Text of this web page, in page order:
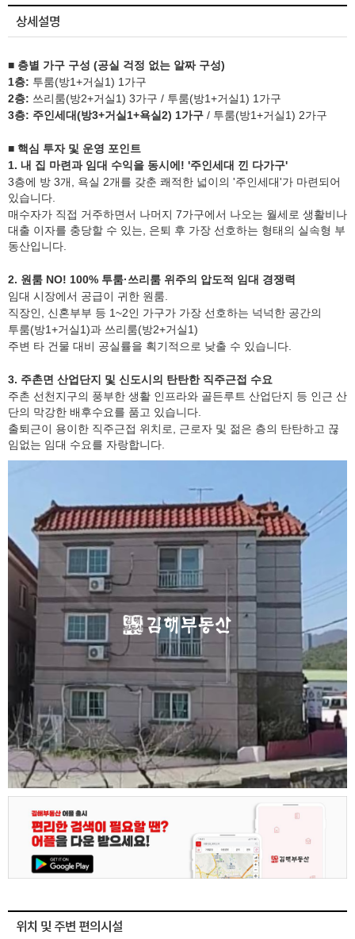
상세설명
■ 층별 가구 구성 (공실 걱정 없는 알짜 구성)
1층: 투룸(방1+거실1) 1가구
2층: 쓰리룸(방2+거실1) 3가구 / 투룸(방1+거실1) 1가구
3층: 주인세대(방3+거실1+욕실2) 1가구 / 투룸(방1+거실1) 2가구
■ 핵심 투자 및 운영 포인트
1. 내 집 마련과 임대 수익을 동시에! '주인세대 낀 다가구'
3층에 방 3개, 욕실 2개를 갖춘 쾌적한 넓이의 '주인세대'가 마련되어
있습니다.
매수자가 직접 거주하면서 나머지 7가구에서 나오는 월세로 생활비나
대출 이자를 충당할 수 있는, 은퇴 후 가장 선호하는 형태의 실속형 부
동산입니다.
2. 원룸 NO! 100% 투룸·쓰리룸 위주의 압도적 임대 경쟁력
임대 시장에서 공급이 귀한 원룸.
직장인, 신혼부부 등 1~2인 가구가 가장 선호하는 넉넉한 공간의
투룸(방1+거실1)과 쓰리룸(방2+거실1)
주변 타 건물 대비 공실률을 획기적으로 낮출 수 있습니다.
3. 주촌면 산업단지 및 신도시의 탄탄한 직주근접 수요
주촌 선천지구의 풍부한 생활 인프라와 골든루트 산업단지 등 인근 산
단의 막강한 배후수요를 품고 있습니다.
출퇴근이 용이한 직주근접 위치로, 근로자 및 젊은 층의 탄탄하고 끊
임없는 임대 수요를 자랑합니다.
위치 및 주변 편의시설